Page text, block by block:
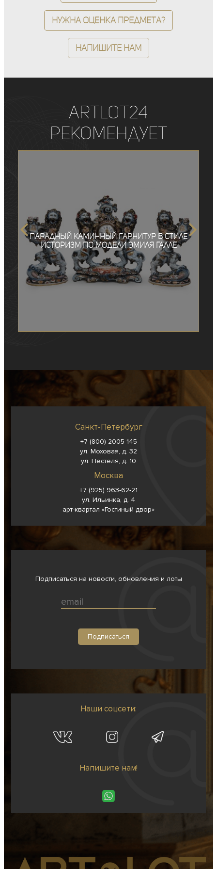
Нужна оценка предмета?
Напишите нам
ArtLot24
рекомендует
Парадный каминный гарнитур в стиле
историзм по модели Эмиля Галле
Санкт-Петербург
+7 (800) 2005-145
ул. Моховая, д. 32
ул. Пестеля, д. 10
Москва
+7 (925) 963-62-21
ул. Ильинка, д. 4
арт-квартал «Гостиный двор»
Подписаться на новости, обновления и лоты
Наши соцсети:
Напишите нам!